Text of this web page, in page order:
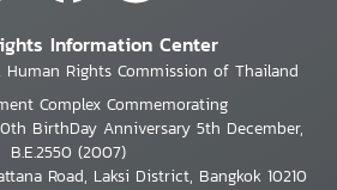
Information Center
Rights Commission of Thailand
Complex Commemorating
BirthDay Anniversary 5th December,
B.E.2550 (2007)
Road, Laksi District, Bangkok 10210